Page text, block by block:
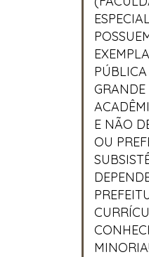
E NÃO
OU